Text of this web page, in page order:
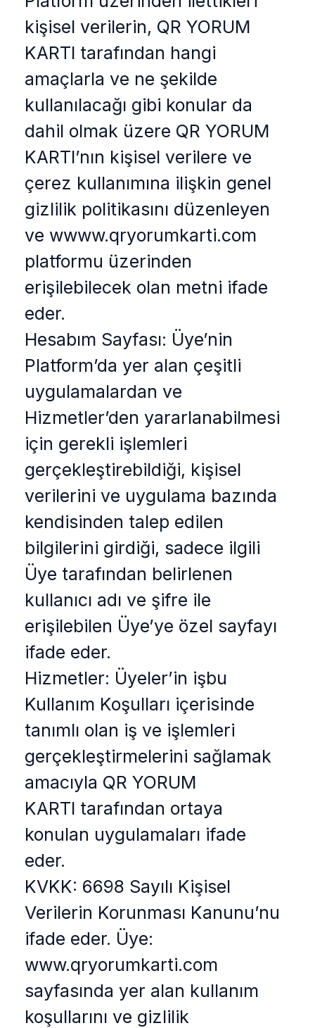
kişisel verilerin, QR YORUM
KARTI tarafından hangi
amaçlarla ve ne şekilde
kullanılacağı gibi konular da
dahil olmak üzere QR YORUM
KARTI’nın kişisel verilere ve
çerez kullanımına ilişkin genel
gizlilik politikasını düzenleyen
ve wwww.qryorumkarti.com
platformu üzerinden
erişilebilecek olan metni ifade
eder.
Hesabım Sayfası: Üye’nin
Platform’da yer alan çeşitli
uygulamalardan ve
Hizmetler’den yararlanabilmesi
için gerekli işlemleri
gerçekleştirebildiği, kişisel
verilerini ve uygulama bazında
kendisinden talep edilen
bilgilerini girdiği, sadece ilgili
Üye tarafından belirlenen
kullanıcı adı ve şifre ile
erişilebilen Üye’ye özel sayfayı
ifade eder.
Hizmetler: Üyeler’in işbu
Kullanım Koşulları içerisinde
tanımlı olan iş ve işlemleri
gerçekleştirmelerini sağlamak
amacıyla QR YORUM
KARTI tarafından ortaya
konulan uygulamaları ifade
eder.
KVKK: 6698 Sayılı Kişisel
Verilerin Korunması Kanunu’nu
ifade eder. Üye:
www.qryorumkarti.com
sayfasında yer alan kullanım
koşullarını ve gizlilik